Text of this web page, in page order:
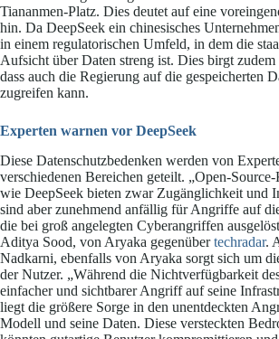
Tiananmen-Platz. Dies deutet auf eine
hin. Da DeepSeek ein chinesisches
in einem regulatorischen Umfeld, in dem die
Aufsicht über Daten streng ist. Dies birgt zudem
dass auch die Regierung auf die gespeicherten
zugreifen kann.
Experten warnen vor DeepSeek
Diese Datenschutzbedenken werden von
verschiedenen Bereichen geteilt. „Open-
wie DeepSeek bieten zwar Zugänglichkeit und
sind aber zunehmend anfällig für Angriffe auf
die bei groß angelegten Cyberangriffen
Aditya Sood, von Aryaka gegenübertechradar.
Nadkarni, ebenfalls von Aryaka sorgt sich um
der Nutzer. „Während die Nichtverfügbarkeit
einfacher und sichtbarer Angriff auf seine
liegt die größere Sorge in den unentdeckten
Modell und seine Daten. Diese versteckten